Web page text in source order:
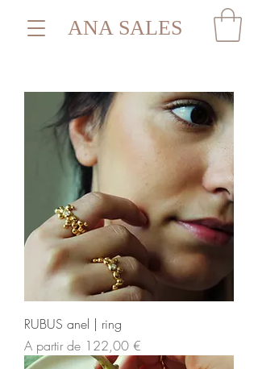
ANA SALES
RUBUS anel | ring
A partir de 122,00 €
Preço promocional